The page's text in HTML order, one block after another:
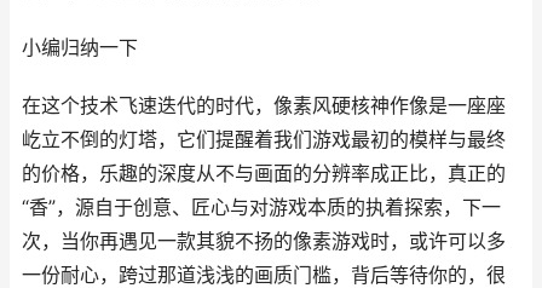
小编归纳一下
在这个技术飞速迭代的时代，像素风硬核神作像是一座座
屹立不倒的灯塔，它们提醒着我们游戏最初的模样与最终
的价格，乐趣的深度从不与画面的分辨率成正比，真正的
“香”，源自于创意、匠心与对游戏本质的执着探索，下一
次，当你再遇见一款其貌不扬的像素游戏时，或许可以多
一份耐心，跨过那道浅浅的画质门槛，背后等待你的，很